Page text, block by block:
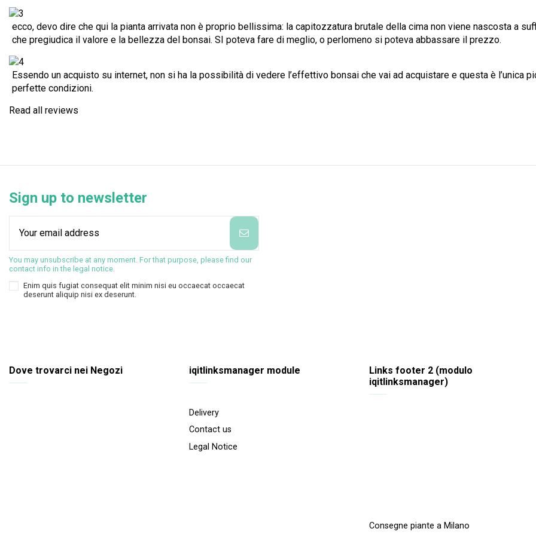
ecco, devo dire che qui la pianta arrivata non è proprio bellissima: la capitozzatura brutale della cima non viene nascosta a
che pregiudica il valore e la bellezza del bonsai. SI poteva fare di meglio, o perlomeno si poteva abbassare il prezzo.
Essendo un acquisto su internet, non si ha la possibilità di vedere l’effettivo bonsai che vai ad acquistare e questa è l’unica
perfette condizioni.
Read all reviews
Sign up to newsletter
You may unsubscribe at any moment. For that purpose, please find our
contact info in the legal notice.
Enim quis fugiat consequat elit minim nisi eu occaecat occaecat
deserunt aliquip nisi ex deserunt.
Dove trovarci nei Negozi iqitlinksmanager module
Delivery
Contact us
Legal Notice
Links footer 2 (modulo
iqitlinksmanager)
Consegne piante a Milano